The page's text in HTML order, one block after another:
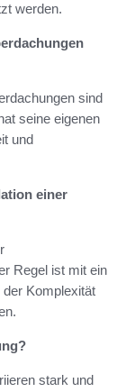
werden.
sind
seine eigenen
und
einer
Regel ist mit ein
Komplexität
stark und